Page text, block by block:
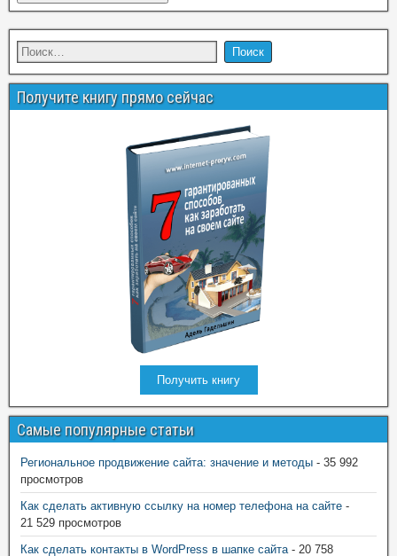
Получите книгу прямо сейчас
Получить книгу
Самые популярные статьи
Региональное продвижение сайта: значение и методы - 35 992
просмотров
Как сделать активную ссылку на номер телефона на сайте -
21 529 просмотров
Как сделать контакты в WordPress в шапке сайта- 20 758